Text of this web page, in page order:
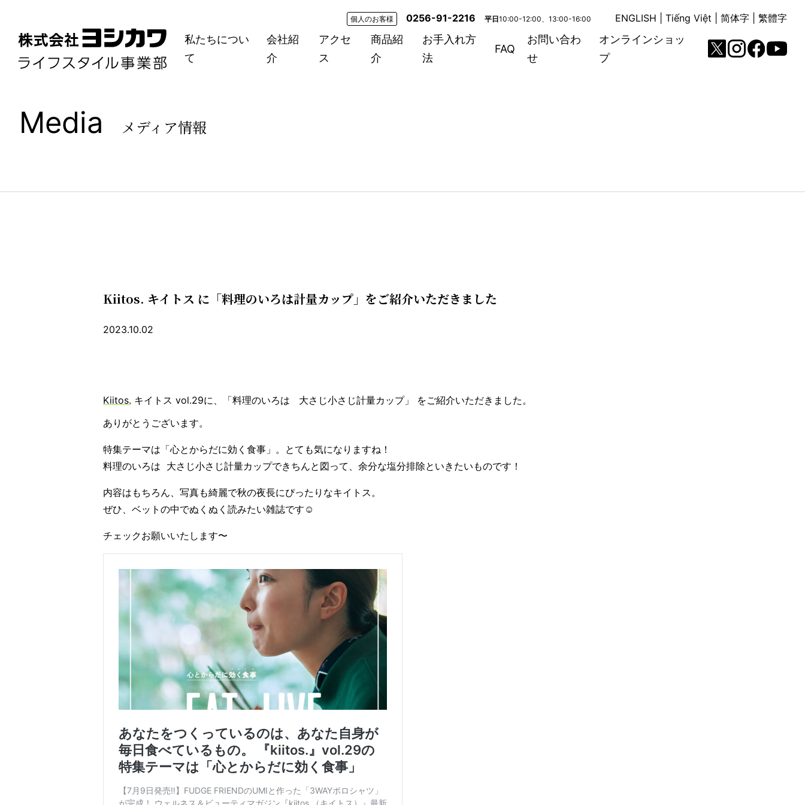
個人のお客様 0256-91-2216 平日10:00-12:00、13:00-16:00 ENGLISH Tiếng Việt 简体字 繁體字
私たちについ
て
会社紹
介
アクセ
ス
商品紹
介
お手入れ方
法
FAQ
お問い合わ
せ
オンラインショッ
プ
Media メディア情報
Kiitos. キイトス に「料理のいろは計量カップ」をご紹介いただきました
2023.10.02
Kiitos. キイトス vol.29に、「料理のいろは
大さじ小さじ計量カップ」 をご紹介いただきました。
ありがとうございます。
特集テーマは「心とからだに効く食事」。とても気になりますね！
料理のいろは 大さじ小さじ計量カップできちんと図って、余分な塩分排除といきたいものです！
内容はもちろん、写真も綺麗で秋の夜長にぴったりなキイトス。
ぜひ、ベットの中でぬくぬく読みたい雑誌です☺️
チェックお願いいたします〜